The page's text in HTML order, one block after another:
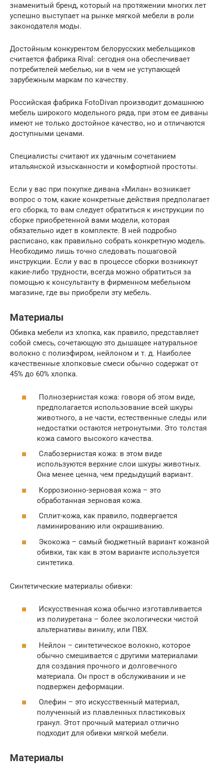
знаменитый бренд, который на протяжении многих лет
успешно выступает на рынке мягкой мебели в роли
законодателя моды.
Достойным конкурентом белорусских мебельщиков
считается фабрика Rival: сегодня она обеспечивает
потребителей мебелью, ни в чем не уступающей
зарубежным маркам по качеству.
Российская фабрика FotoDivan производит домашнюю
мебель широкого модельного ряда, при этом ее диваны
имеют не только достойное качество, но и отличаются
доступными ценами.
Специалисты считают их удачным сочетанием
итальянской изысканности и комфортной простоты.
Если у вас при покупке дивана «Милан» возникает
вопрос о том, какие конкретные действия предполагает
его сборка, то вам следует обратиться к инструкции по
сборке приобретенной вами модели, которая
обязательно идет в комплекте. В ней подробно
расписано, как правильно собрать конкретную модель.
Необходимо лишь точно следовать пошаговой
инструкции. Если у вас в процессе сборки возникнут
какие-либо трудности, всегда можно обратиться за
помощью к консультанту в фирменном мебельном
магазине, где вы приобрели эту мебель.
Материалы
Обивка мебели из хлопка, как правило, представляет
собой смесь, сочетающую это дышащее натуральное
волокно с полиэфиром, нейлоном и т. д. Наиболее
качественные хлопковые смеси обычно содержат от
45% до 60% хлопка.
Полнозернистая кожа: говоря об этом виде,
предполагается использование всей шкуры
животного, а не части, естественные следы или
недостатки остаются нетронутыми. Это толстая
кожа самого высокого качества.
Слабозернистая кожа: в этом виде
используются верхние слои шкуры животных.
Она менее ценна, чем предыдущий вариант.
Коррозионно-зерновая кожа – это
обработанная зерновая кожа.
Сплит-кожа, как правило, подвергается
ламинированию или окрашиванию.
Экокожа – самый бюджетный вариант кожаной
обивки, так как в этом варианте используется
синтетика.
Синтетические материалы обивки:
Искусственная кожа обычно изготавливается
из полиуретана – более экологически чистой
альтернативы винилу, или ПВХ.
Нейлон – синтетическое волокно, которое
обычно смешивается с другими материалами
для создания прочного и долговечного
материала. Он прост в обслуживании и не
подвержен деформации.
Олефин – это искусственный материал,
полученный из плавленных пластиковых
гранул. Этот прочный материал отлично
подходит для обивки мягкой мебели.
Материалы